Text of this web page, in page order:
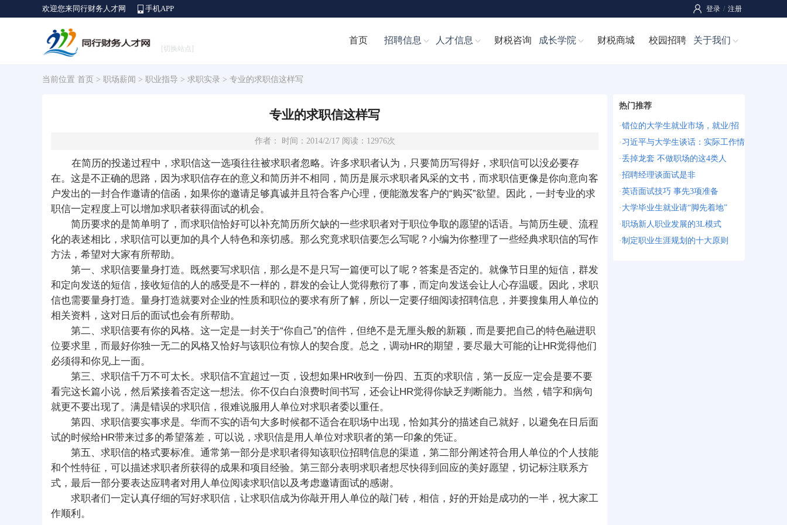
欢迎您来同行财务人才网 手机APP 登录 / 注册
[切换站点]
首页 招聘信息 人才信息 财税咨询 成长学院 财税商城 校园招聘 关于我们
当前位置 首页 > 职场薪闻 > 职业指导 > 求职实录 > 专业的求职信这样写
专业的求职信这样写
作者： 时间：2014/2/17 阅读：12976次
在简历的投递过程中，求职信这一选项往往被求职者忽略。许多求职者认为，只要简历写得好，求职信可以没必要存
在。这是不正确的思路，因为求职信存在的意义和简历并不相同，简历是展示求职者风采的文书，而求职信更像是你向意向客
户发出的一封合作邀请的信函，如果你的邀请足够真诚并且符合客户心理，便能激发客户的“购买”欲望。因此，一封专业的求
职信一定程度上可以增加求职者获得面试的机会。
简历要求的是简单明了，而求职信恰好可以补充简历所欠缺的一些求职者对于职位争取的愿望的话语。与简历生硬、流程
化的表述相比，求职信可以更加的具个人特色和亲切感。那么究竟求职信要怎么写呢？小编为你整理了一些经典求职信的写作
方法，希望对大家有所帮助。
第一、求职信要量身打造。既然要写求职信，那么是不是只写一篇便可以了呢？答案是否定的。就像节日里的短信，群发
和定向发送的短信，接收短信的人的感受是不一样的，群发的会让人觉得敷衍了事，而定向发送会让人心存温暖。因此，求职
信也需要量身打造。量身打造就要对企业的性质和职位的要求有所了解，所以一定要仔细阅读招聘信息，并要搜集用人单位的
相关资料，这对日后的面试也会有所帮助。
第二、求职信要有你的风格。这一定是一封关于“你自己”的信件，但绝不是无厘头般的新颖，而是要把自己的特色融进职
位要求里，而最好你独一无二的风格又恰好与该职位有惊人的契合度。总之，调动HR的期望，要尽最大可能的让HR觉得他们
必须得和你见上一面。
第三、求职信千万不可太长。求职信不宜超过一页，设想如果HR收到一份四、五页的求职信，第一反应一定会是要不要
看完这长篇小说，然后紧接着否定这一想法。你不仅白白浪费时间书写，还会让HR觉得你缺乏判断能力。当然，错字和病句
就更不要出现了。满是错误的求职信，很难说服用人单位对求职者委以重任。
第四、求职信要实事求是。华而不实的语句大多时候都不适合在职场中出现，恰如其分的描述自己就好，以避免在日后面
试的时候给HR带来过多的希望落差，可以说，求职信是用人单位对求职者的第一印象的凭证。
第五、求职信的格式要标准。通常第一部分是求职者得知该职位招聘信息的渠道，第二部分阐述符合用人单位的个人技能
和个性特征，可以描述求职者所获得的成果和项目经验。第三部分表明求职者想尽快得到回应的美好愿望，切记标注联系方
式，最后一部分要表达应聘者对用人单位阅读求职信以及考虑邀请面试的感谢。
求职者们一定认真仔细的写好求职信，让求职信成为你敲开用人单位的敲门砖，相信，好的开始是成功的一半，祝大家工
作顺利。
热门推荐
·错位的大学生就业市场，就业/招
· 习近平与大学生谈话：实际工作情
·丢掉龙套 不做职场的这4类人
·招聘经理谈面试是非
·英语面试技巧 事先3项准备
· 大学毕业生就业请“脚先着地”
·职场新人职业发展的3L模式
·制定职业生涯规划的十大原则